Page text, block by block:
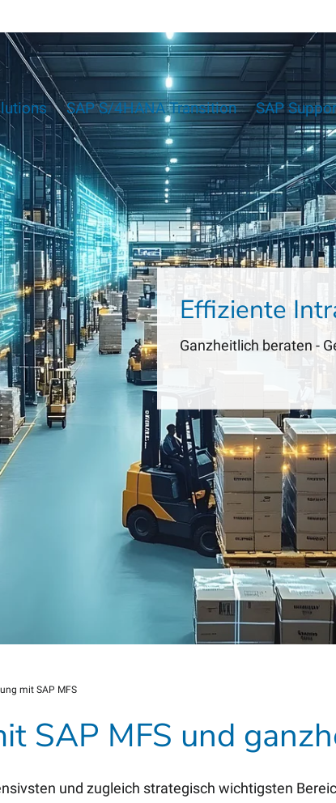
SAP S/4HANA Transition SAP
Effiziente
Ganzheitlich beraten -
mit SAP MFS
SAP MFS und
und zugleich strategisch wichtigsten